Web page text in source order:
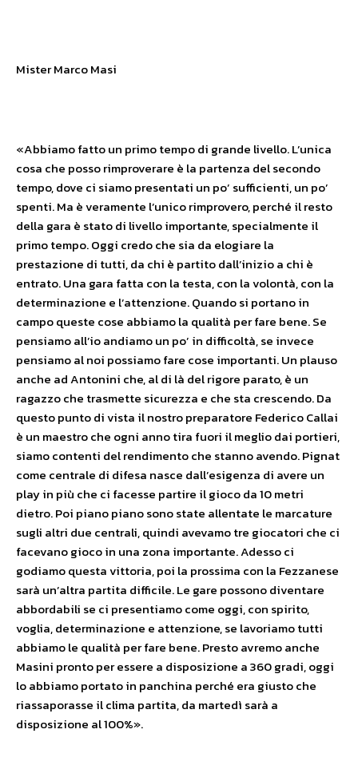
Mister Marco Masi
«Abbiamo fatto un primo tempo di grande livello. L’unica
cosa che posso rimproverare è la partenza del secondo
tempo, dove ci siamo presentati un po’ sufficienti, un po’
spenti. Ma è veramente l’unico rimprovero, perché il resto
della gara è stato di livello importante, specialmente il
primo tempo. Oggi credo che sia da elogiare la
prestazione di tutti, da chi è partito dall’inizio a chi è
entrato. Una gara fatta con la testa, con la volontà, con la
determinazione e l’attenzione. Quando si portano in
campo queste cose abbiamo la qualità per fare bene. Se
pensiamo all’io andiamo un po’ in difficoltà, se invece
pensiamo al noi possiamo fare cose importanti. Un plauso
anche ad Antonini che, al di là del rigore parato, è un
ragazzo che trasmette sicurezza e che sta crescendo. Da
questo punto di vista il nostro preparatore Federico Callai
è un maestro che ogni anno tira fuori il meglio dai portieri,
siamo contenti del rendimento che stanno avendo. Pignat
come centrale di difesa nasce dall’esigenza di avere un
play in più che ci facesse partire il gioco da 10 metri
dietro. Poi piano piano sono state allentate le marcature
sugli altri due centrali, quindi avevamo tre giocatori che ci
facevano gioco in una zona importante. Adesso ci
godiamo questa vittoria, poi la prossima con la Fezzanese
sarà un’altra partita difficile. Le gare possono diventare
abbordabili se ci presentiamo come oggi, con spirito,
voglia, determinazione e attenzione, se lavoriamo tutti
abbiamo le qualità per fare bene. Presto avremo anche
Masini pronto per essere a disposizione a 360 gradi, oggi
lo abbiamo portato in panchina perché era giusto che
riassaporasse il clima partita, da martedì sarà a
disposizione al 100%».